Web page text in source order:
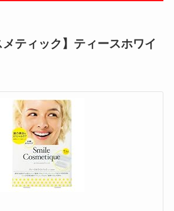
メティック】ティースホワイ